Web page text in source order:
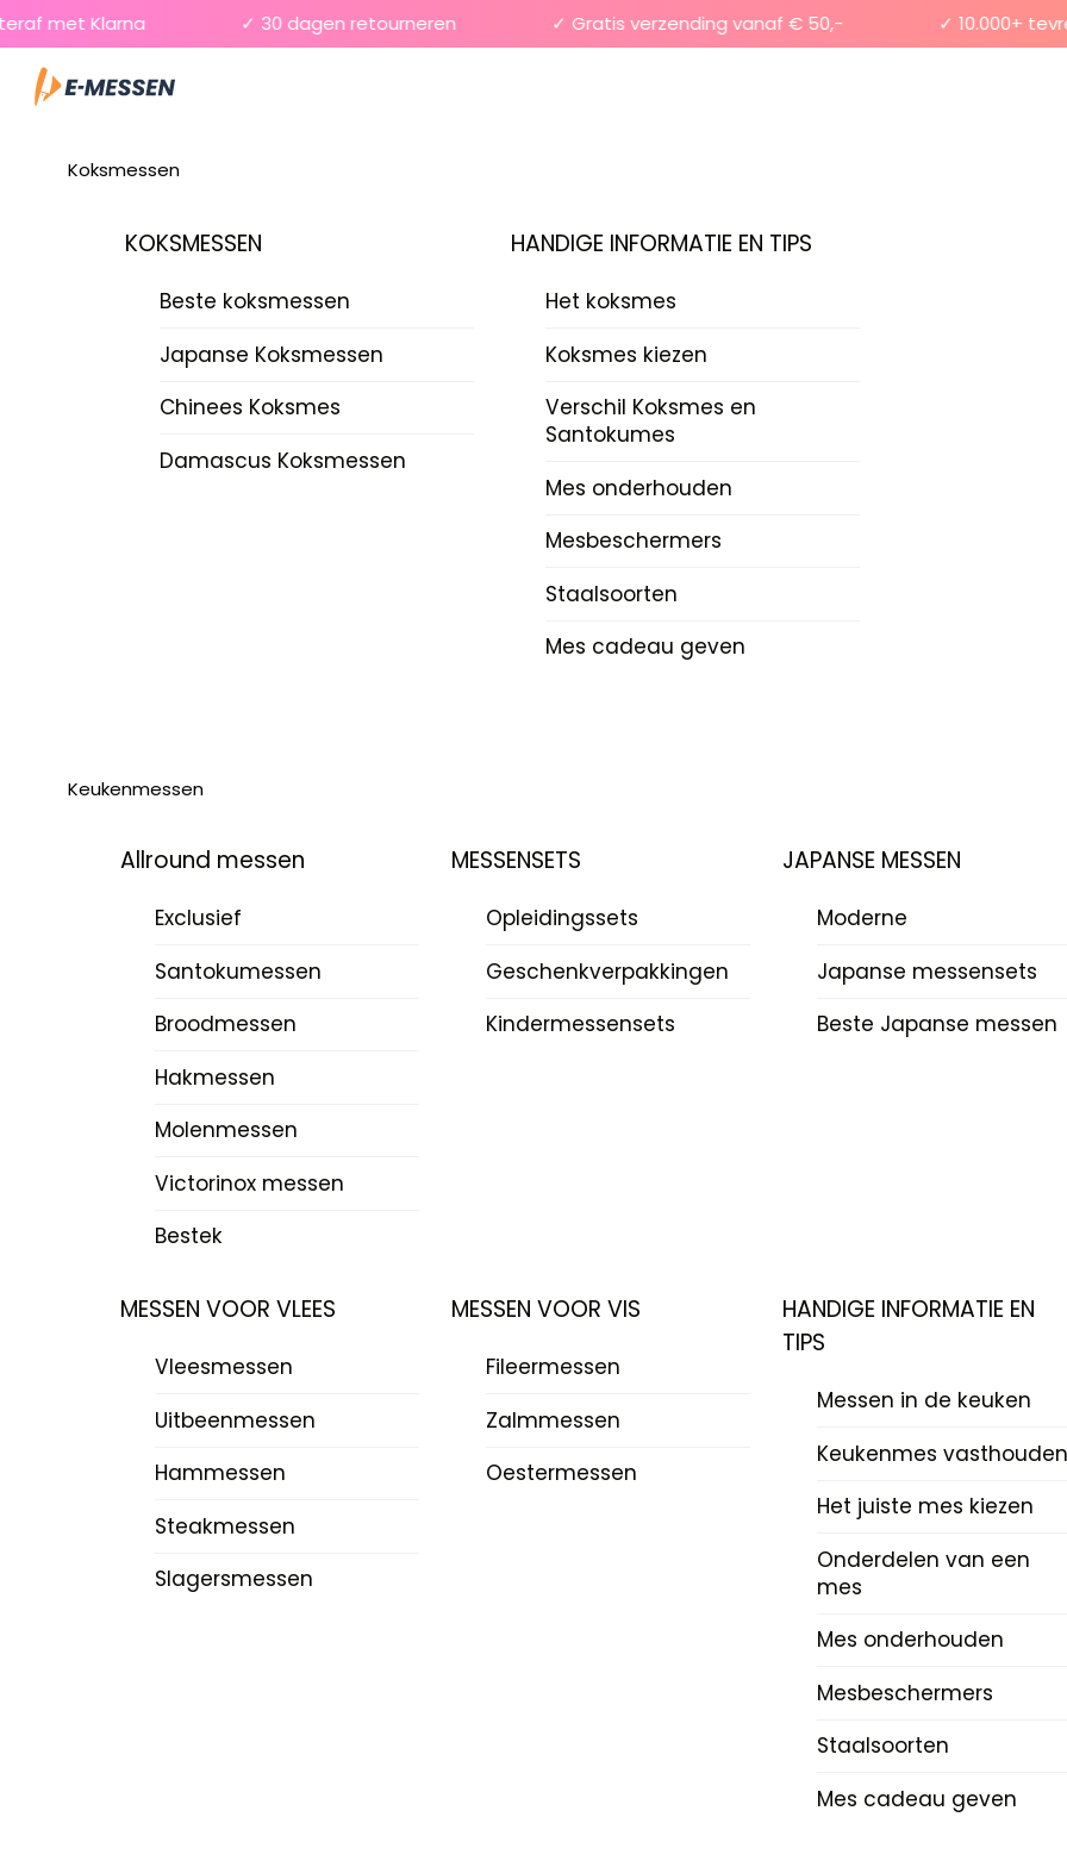
Skip
to
content
met Klarna ✓ 30 dagen retourneren ✓ Gratis verzending vanaf € 50,- ✓ 10.000+
Menu
Koksmessen
KOKSMESSEN
Beste koksmessen
Japanse Koksmessen
Chinees Koksmes
Damascus Koksmessen
HANDIGE INFORMATIE EN TIPS
Het koksmes
Koksmes kiezen
Verschil Koksmes en
Santokumes
Mes onderhouden
Mesbeschermers
Staalsoorten
Mes cadeau geven
Keukenmessen
Allround messen
Exclusief
Santokumessen
Broodmessen
Hakmessen
Molenmessen
Victorinox messen
Bestek
MESSENSETS
Opleidingssets
Geschenkverpakkingen
Kindermessensets
JAPANSE MESSEN
Moderne
Japanse messensets
Beste Japanse messen
MESSEN VOOR VLEES
Vleesmessen
Uitbeenmessen
Hammessen
Steakmessen
Slagersmessen
MESSEN VOOR VIS
Fileermessen
Zalmmessen
Oestermessen
HANDIGE INFORMATIE EN
TIPS
Messen in de keuken
Keukenmes vasthouden
Het juiste mes kiezen
Onderdelen van een
mes
Mes onderhouden
Mesbeschermers
Staalsoorten
Mes cadeau geven